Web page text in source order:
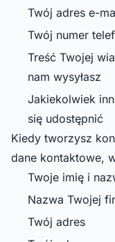
Twój adres e-
Twój numer
Treść Twojej
nam wysyłasz
Jakiekolwiek
się udostępnić
Kiedy tworzysz
dane kontaktowe,
Twoje imię i
Nazwa Twojej
Twój adres